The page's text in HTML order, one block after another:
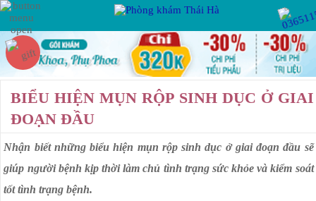
Hotline: Miễn phí tư vấn
PHỤ KHOA
VIÊM PHỤ KHOA
VIÊM VÙNG CHẬU
VIÊM BUỒNG TRỨNG
BỆNH XÃ HỘI
BIỂU HIỆN MỤN RỘP SINH DỤC Ở GIAI
ĐOẠN ĐẦU
Nhận biết những biểu hiện mụn rộp sinh dục ở giai đoạn đầu sẽ
giúp người bệnh kịp thời làm chủ tình trạng sức khỏe và kiểm soát
tốt tình trạng bệnh.